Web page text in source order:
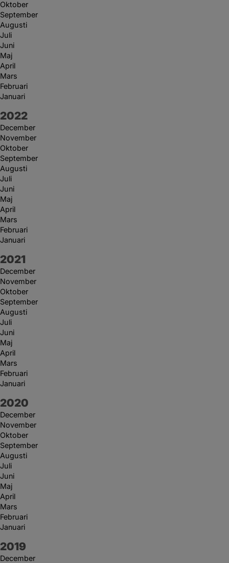
Oktober
September
Augusti
Juli
Juni
Maj
April
Mars
Februari
Januari
År:
2022
December
November
Oktober
September
Augusti
Juli
Juni
Maj
April
Mars
Februari
Januari
År:
2021
December
November
Oktober
September
Augusti
Juli
Juni
Maj
April
Mars
Februari
Januari
År:
2020
December
November
Oktober
September
Augusti
Juli
Juni
Maj
April
Mars
Februari
Januari
År:
2019
December